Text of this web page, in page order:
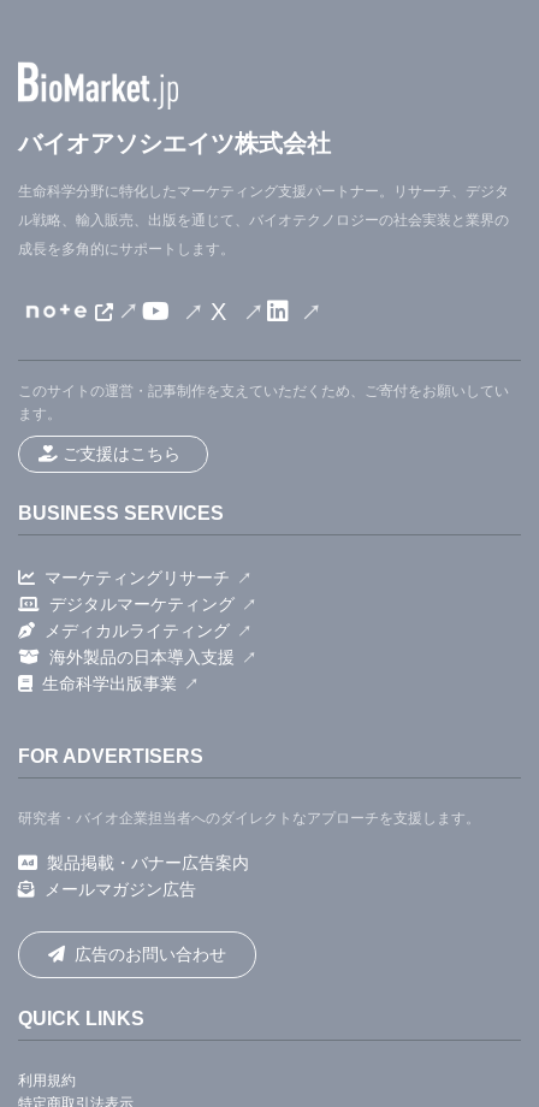
バイオアソシエイツ株式会社
生命科学分野に特化したマーケティング支援パートナー。リサーチ、デジタ
ル戦略、輸入販売、出版を通じて、バイオテクノロジーの社会実装と業界の
成長を多角的にサポートします。
X
このサイトの運営・記事制作を支えていただくため、ご寄付をお願いしてい
ます。
ご支援はこちら
BUSINESS SERVICES
マーケティングリサーチ
デジタルマーケティング
メディカルライティング
海外製品の日本導入支援
生命科学出版事業
FOR ADVERTISERS
研究者・バイオ企業担当者へのダイレクトなアプローチを支援します。
製品掲載・バナー広告案内
メールマガジン広告
広告のお問い合わせ
QUICK LINKS
利用規約